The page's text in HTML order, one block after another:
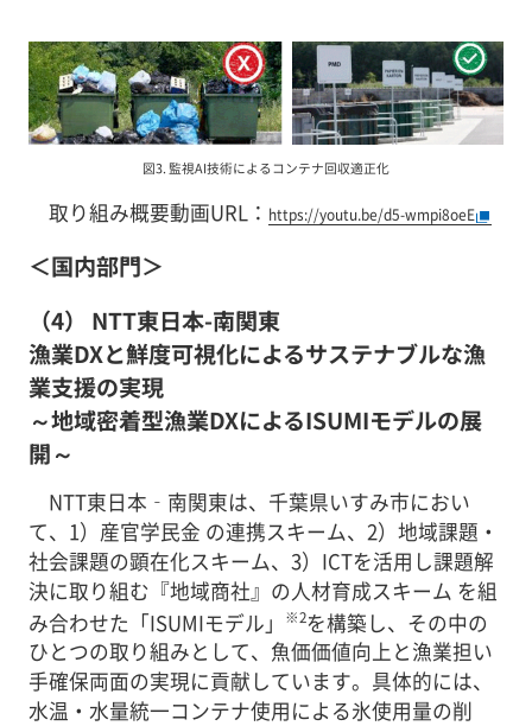
図3. 監視AI技術によるコンテナ回収適正化
取り組み概要動画URL： https://youtu.be/d5-wmpi8oeE
＜国内部門＞
（4） NTT東日本-南関東
漁業DXと鮮度可視化によるサステナブルな漁
業支援の実現
～地域密着型漁業DXによるISUMIモデルの展
開～
NTT東日本‐南関東は、千葉県いすみ市におい
て、1）産官学民金 の連携スキーム、2）地域課題・
社会課題の顕在化スキーム、3）ICTを活用し課題解
決に取り組む『地域商社』の人材育成スキーム を組
み合わせた「ISUMIモデル」
※2を構築し、その中の
ひとつの取り組みとして、魚価価値向上と漁業担い
手確保両面の実現に貢献しています。具体的には、
水温・水量統一コンテナ使用による氷使用量の削